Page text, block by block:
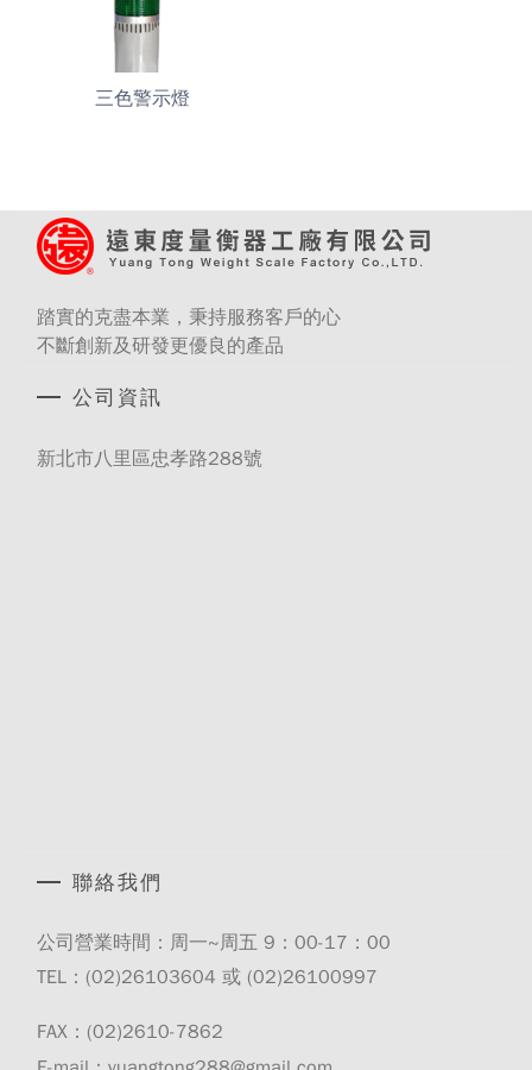
三色警示燈
踏實的克盡本業，秉持服務客戶的心
不斷創新及研發更優良的產品
公司資訊
新北市八里區忠孝路288號
聯絡我們
公司營業時間：周一~周五 9：00-17：00
TEL：(02)26103604 或 (02)26100997
FAX：(02)2610-7862